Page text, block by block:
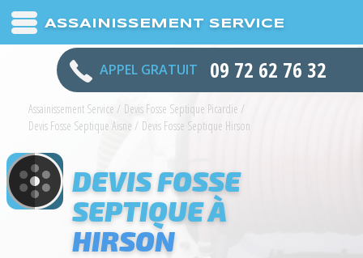
ASSAINISSEMENT SERVICE
APPEL GRATUIT 09 72 62 76 32
Assainissement Service / Devis Fosse Septique Picardie /
Devis Fosse Septique Aisne / Devis Fosse Septique Hirson
DEVIS FOSSE
SEPTIQUE À
HIRSON